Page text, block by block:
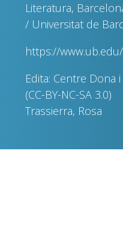
Literatura,
/ Universitat de
https://
Edita: Centre Dona
(CC-BY-NC-SA 3.0)
Trassierra, Rosa